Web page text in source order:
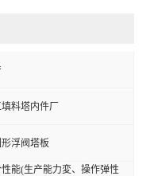
料塔内件厂
浮阀塔板
能(生产能力変、操作弹性